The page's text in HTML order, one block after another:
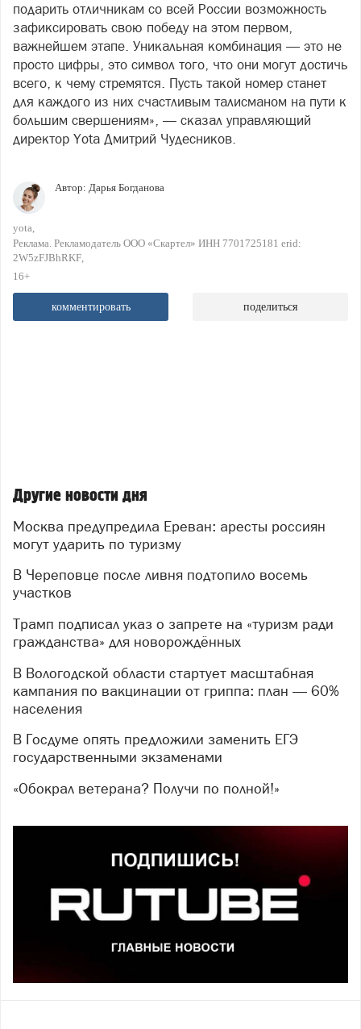
подарить отличникам со всей России возможность
зафиксировать свою победу на этом первом,
важнейшем этапе. Уникальная комбинация — это не
просто цифры, это символ того, что они могут достичь
всего, к чему стремятся. Пусть такой номер станет
для каждого из них счастливым талисманом на пути к
большим свершениям», — сказал управляющий
директор Yota Дмитрий Чудесников.
Автор: Дарья Богданова
yota
Реклама. Рекламодатель ООО «Скартел» ИНН 7701725181 erid:
2W5zFJBhRKF
16+
комментировать поделиться
Другие новости дня
Москва предупредила Ереван: аресты россиян
могут ударить по туризму
В Череповце после ливня подтопило восемь
участков
Трамп подписал указ о запрете на «туризм ради
гражданства» для новорождённых
В Вологодской области стартует масштабная
кампания по вакцинации от гриппа: план — 60%
населения
В Госдуме опять предложили заменить ЕГЭ
государственными экзаменами
«Обокрал ветерана? Получи по полной!»